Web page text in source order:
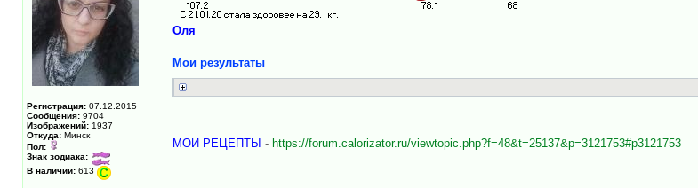
Регистрация: 07.12.2015
Сообщения: 9704
Изображений: 1937
Откуда: Минск
Пол:
Знак зодиака:
В наличии: 613
Оля
Мои результаты
МОИ РЕЦЕПТЫ - https://forum.calorizator.ru/viewtopic.php?f=48&t=25137&p=3121753#p3121753